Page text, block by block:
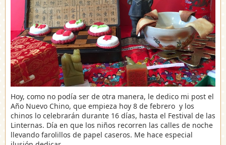
Hoy, como no podía ser de otra manera, le dedico mi post el
Año Nuevo Chino, que empieza hoy 8 de febrero y los
chinos lo celebrarán durante 16 días, hasta el Festival de las
Linternas. Día en que los niños recorren las calles de noche
llevando farolillos de papel caseros. Me hace especial